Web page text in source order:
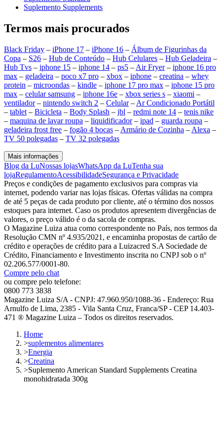
Suplemento Supplements
Termos mais procurados
Black Friday – iPhone 17 – iPhone 16 – Álbum de Figurinhas da
Copa – S26 – Hub de Conteúdo – Hub Celulares – Hub Geladeira –
Hub Tvs – iphone 15 – iphone 14 – ps5 – Air Fryer– iphone 16 pro
max – geladeira – poco x7 pro – xbox – iphone – creatina – whey
protein – microondas – kindle – iphone 17 pro max – iphone 15 pro
max – celular samsung – iphone 16e – xbox series s – xiaomi –
ventilador– nintendo switch 2 – Celular– Ar Condicionado Portátil
– tablet – Bicicleta – Body Splash – jbl – redmi note 14 – tenis nike
– maquina de lavar roupa – liquidificador– ipad – guarda roupa –
geladeira frost free – fogão 4 bocas – Armário de Cozinha – Alexa –
TV 50 polegadas – TV 32 polegadas
Mais informações
Blog da LuNossas lojasWhatsApp da LuTenha sua
lojaRegulamentoAcessibilidadeSegurança e Privacidade
Preços e condições de pagamento exclusivos para compras via
internet, podendo variar nas lojas físicas. Ofertas válidas na compra
de até 5 peças de cada produto por cliente, até o término dos nossos
estoques para internet. Caso os produtos apresentem divergências de
valores, o preço válido é o da sacola de compras.
O Magazine Luiza atua como correspondente no País, nos termos da
Resolução CMN nº 4.935/2021, e encaminha propostas de cartão de
crédito e operações de crédito para a Luizacred S.A Sociedade de
Crédito, Financiamento e Investimento inscrita no CNPJ sob o nº
02.206.577/0001-80.
Compre pelo chat
ou compre pelo telefone:
0800 773 3838
Magazine Luiza S/A - CNPJ: 47.960.950/1088-36 - Endereço: Rua
Arnulfo de Lima, 2385 - Vila Santa Cruz, Franca/SP - CEP 14.403-
471 ® Magazine Luiza – Todos os direitos reservados.
Home
>suplementos alimentares
>Energia
>Creatina
>Suplemento American Standard Supplements Creatina
monohidratada 300g